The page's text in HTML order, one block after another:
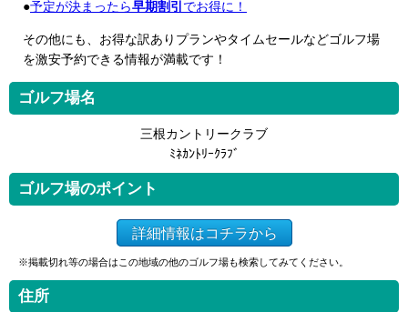
●予定が決まったら早期割引 でお得に！
その他にも、お得な訳ありプランやタイムセールなどゴルフ場
を激安予約できる情報が満載です！
ゴルフ場名
三根カントリークラブ
ﾐﾈｶﾝﾄﾘｰｸﾗﾌﾞ
ゴルフ場のポイント
詳細情報はコチラから
※掲載切れ等の場合はこの地域の他のゴルフ場も検索してみてください。
住所